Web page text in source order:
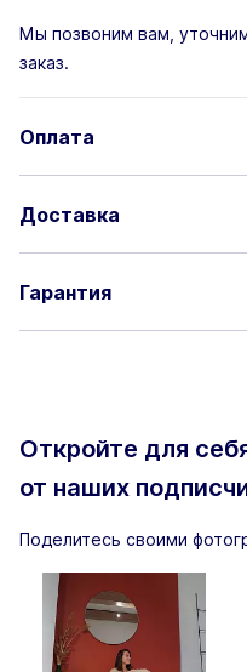
Мы позвоним вам,
заказ.
Оплата
Доставка
Гарантия
Откройте для
от наших
Поделитесь своими